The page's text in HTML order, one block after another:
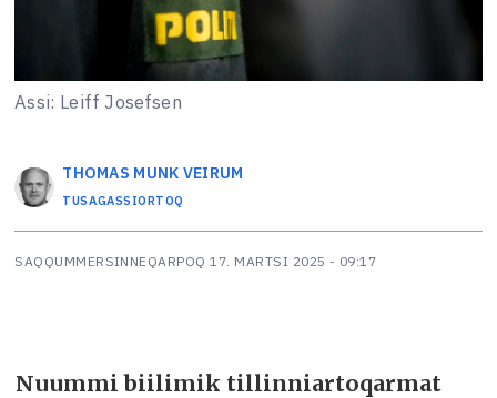
Assi: Leiff Josefsen
THOMAS MUNK VEIRUM
TUSAGASSIORTOQ
SAQQUMMERSINNEQARPOQ 17. MARTSI 2025 - 09:17
Nuummi biilimik tillinniartoqarmat